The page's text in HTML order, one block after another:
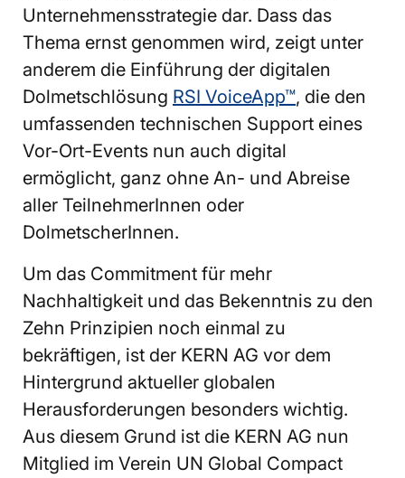
Unternehmensstrategie dar. Dass das
Thema ernst genommen wird, zeigt unter
anderem die Einführung der digitalen
Dolmetschlösung RSI VoiceApp™, die den
umfassenden technischen Support eines
Vor-Ort-Events nun auch digital
ermöglicht, ganz ohne An- und Abreise
aller TeilnehmerInnen oder
DolmetscherInnen.
Um das Commitment für mehr
Nachhaltigkeit und das Bekenntnis zu den
Zehn Prinzipien noch einmal zu
bekräftigen, ist der KERN AG vor dem
Hintergrund aktueller globalen
Herausforderungen besonders wichtig.
Aus diesem Grund ist die KERN AG nun
Mitglied im Verein UN Global Compact